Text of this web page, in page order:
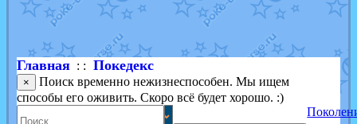
Shadow mismagiusотJOK_julia
в фанарте.
художникот vicavicaв фанарте.
Главная: : Покедекс
×
Поиск временно нежизнеспособен. Мы ищем
способы его оживить. Скоро всё будет хорошо. :)